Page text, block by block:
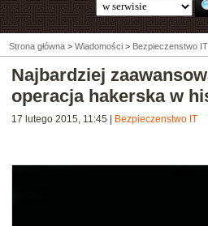
Strona główna > Wiadomości > Bezpieczenstwo IT
Najbardziej
operacja hakerska w
17 lutego 2015, 11:45 Bezpieczenstwo IT